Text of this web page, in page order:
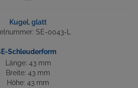
Kugel, glatt
SE-0043-L
Schleuderform
Länge: 43 mm
Breite: 43 mm
Höhe: 43 mm